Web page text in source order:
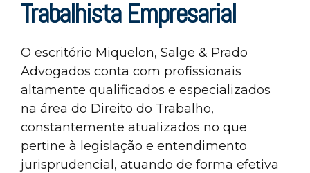
Trabalhista Empresarial
O escritório Miquelon, Salge & Prado
Advogados conta com profissionais
altamente qualificados e especializados
na área do Direito do Trabalho,
constantemente atualizados no que
pertine à legislação e entendimento
jurisprudencial, atuando de forma efetiva